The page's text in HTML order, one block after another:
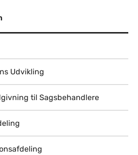
Udvikling
til Sagsbehandlere